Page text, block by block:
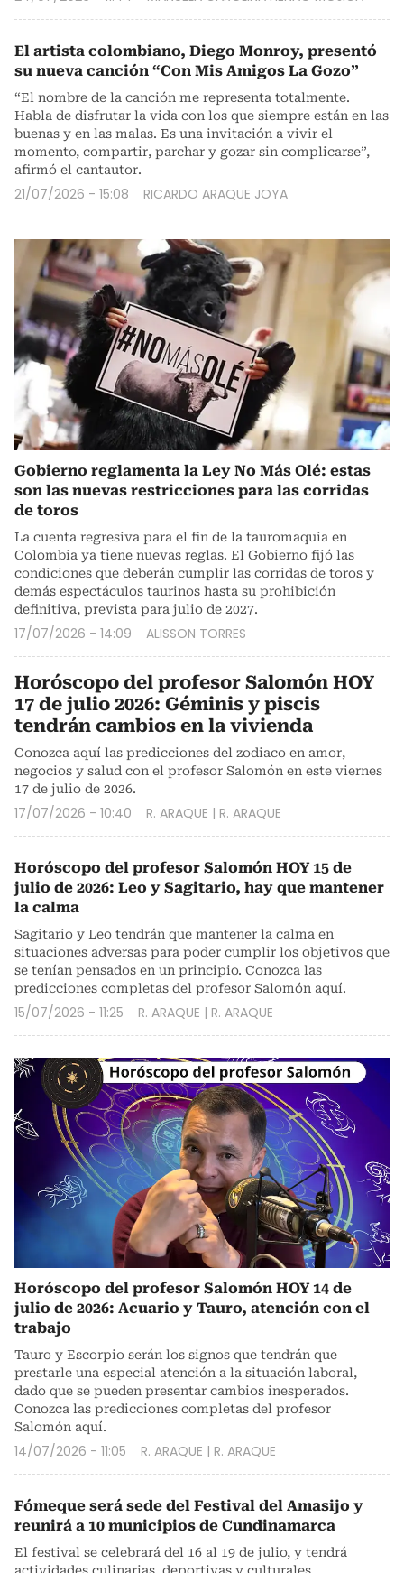
El artista colombiano, Diego Monroy, presentó
su nueva canción “Con Mis Amigos La Gozo”
“El nombre de la canción me representa totalmente.
Habla de disfrutar la vida con los que siempre están en las
buenas y en las malas. Es una invitación a vivir el
momento, compartir, parchar y gozar sin complicarse”,
afirmó el cantautor.
21/07/2026 - 15:08 RICARDO ARAQUE JOYA
Gobierno reglamenta la Ley No Más Olé: estas
son las nuevas restricciones para las corridas
de toros
La cuenta regresiva para el fin de la tauromaquia en
Colombia ya tiene nuevas reglas. El Gobierno fijó las
condiciones que deberán cumplir las corridas de toros y
demás espectáculos taurinos hasta su prohibición
definitiva, prevista para julio de 2027.
17/07/2026 - 14:09 ALISSON TORRES
Horóscopo del profesor Salomón HOY
17 de julio 2026: Géminis y piscis
tendrán cambios en la vivienda
Conozca aquí las predicciones del zodiaco en amor,
negocios y salud con el profesor Salomón en este viernes
17 de julio de 2026.
17/07/2026 - 10:40 R. ARAQUE | R. ARAQUE
Horóscopo del profesor Salomón HOY 15 de
julio de 2026: Leo y Sagitario, hay que mantener
la calma
Sagitario y Leo tendrán que mantener la calma en
situaciones adversas para poder cumplir los objetivos que
se tenían pensados en un principio. Conozca las
predicciones completas del profesor Salomón aquí.
15/07/2026 - 11:25 R. ARAQUE | R. ARAQUE
Horóscopo del profesor Salomón HOY 14 de
julio de 2026: Acuario y Tauro, atención con el
trabajo
Tauro y Escorpio serán los signos que tendrán que
prestarle una especial atención a la situación laboral,
dado que se pueden presentar cambios inesperados.
Conozca las predicciones completas del profesor
Salomón aquí.
14/07/2026 - 11:05 R. ARAQUE | R. ARAQUE
Fómeque será sede del Festival del Amasijo y
reunirá a 10 municipios de Cundinamarca
El festival se celebrará del 16 al 19 de julio, y tendrá